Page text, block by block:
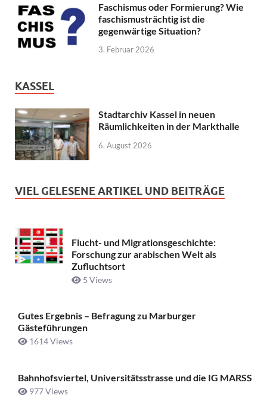
Faschismus oder Formierung? Wie
faschismusträchtig ist die
gegenwärtige Situation?
3. Februar 2026
KASSEL
Stadtarchiv Kassel in neuen
Räumlichkeiten in der Markthalle
6. August 2026
VIEL GELESENE ARTIKEL UND BEITRÄGE
Flucht- und Migrationsgeschichte:
Forschung zur arabischen Welt als
Zufluchtsort
5 Views
Gutes Ergebnis – Befragung zu Marburger
Gästeführungen
1614 Views
Bahnhofsviertel, Universitätsstrasse und die IG MARSS
977 Views